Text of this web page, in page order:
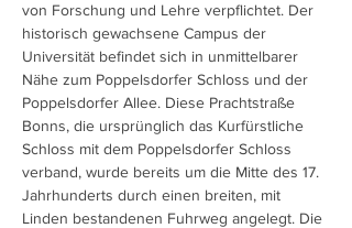
von Forschung und Lehre verpflichtet. Der
historisch gewachsene Campus der
Universität befindet sich in unmittelbarer
Nähe zum Poppelsdorfer Schloss und der
Poppelsdorfer Allee. Diese Prachtstraße
Bonns, die ursprünglich das Kurfürstliche
Schloss mit dem Poppelsdorfer Schloss
verband, wurde bereits um die Mitte des 17.
Jahrhunderts durch einen breiten, mit
Linden bestandenen Fuhrweg angelegt. Die